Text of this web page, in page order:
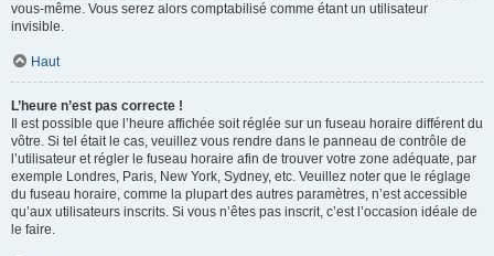
vous-même. Vous serez alors comptabilisé comme étant un utilisateur
invisible.
Haut
L’heure n’est pas correcte !
Il est possible que l’heure affichée soit réglée sur un fuseau horaire différent du
vôtre. Si tel était le cas, veuillez vous rendre dans le panneau de contrôle de
l’utilisateur et régler le fuseau horaire afin de trouver votre zone adéquate, par
exemple Londres, Paris, New York, Sydney, etc. Veuillez noter que le réglage
du fuseau horaire, comme la plupart des autres paramètres, n’est accessible
qu’aux utilisateurs inscrits. Si vous n’êtes pas inscrit, c’est l’occasion idéale de
le faire.